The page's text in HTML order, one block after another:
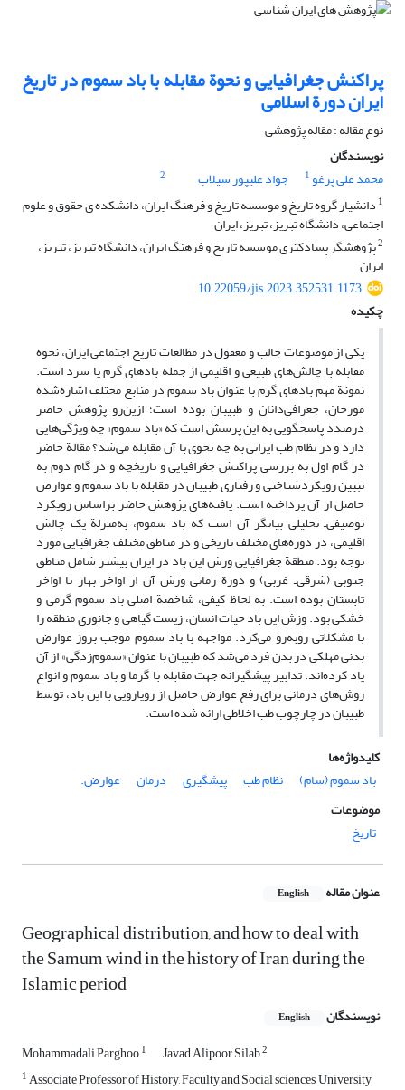
پراکنش جغرافیایی و نحوة مقابله با باد سموم در تاریخ
ایران دورة اسلامی
نوع مقاله : مقاله پژوهشی
نویسندگان
محمد علی پرغو1 جواد علیپور سیلاب
2
1 دانشیار گروه تاریخ و موسسه تاریخ و فرهنگ ایران، دانشکده ی حقوق و علوم
اجتماعی، دانشگاه تبریز، تبریز، ایران
2پژوهشگر پسادکتری موسسه تاریخ و فرهنگ ایران، دانشگاه تبریز، تبریز،
ایران
10.22059/jis.2023.352531.1173
چکیده
یکی از موضوعات جالب و مغفول در مطالعات تاریخ اجتماعی ایران، نحوة
مقابله با چالش‌های طبیعی و اقلیمی از جمله بادهای گرم یا سرد است.
نمونة مهم بادهای گرم با عنوان باد سموم در منابع مختلف اشاره‌شدة
مورخان، جغرافی‌دانان و طبیبان بوده است؛ ازین‌رو پژوهش حاضر
در‌صدد پاسخگویی به این پرسش است که «باد سموم» چه ویژگی‌هایی
دارد و در نظام طب ایرانی به چه نحوی با آن مقابله می‌شد؟ مقالة حاضر
در گام اول به بررسی پراکنش جغرافیایی و تاریخچه و در گام دوم به
تبیین رویکرد‌شناختی و رفتاری طبیبان در مقابله با باد سموم و عوارض
حاصل از آن پرداخته است. یافته‌های پژوهش حاضر بر‌اساس رویکرد
توصیفی‌ـ تحلیلی بیانگر آن است که باد سموم، به‌منزلة یک چالش
اقلیمی، در دوره‌های مختلف تاریخی و در مناطق مختلف جغرافیایی مورد
توجه بود. منطقة جغرافیایی وزش این باد در ایران بیشتر شامل مناطق
جنوبی (شرقی‌ـ غربی) و دورة زمانی وزش آن از اواخر بهار تا اواخر
تابستان بوده است. به لحاظ کیفی، شاخصة اصلی باد سموم گرمی و
خشکی بود. وزش این باد حیات انسان، زیست گیاهی و جانوری منطقه را
با مشکلاتی روبه‌رو می‌کرد. مواجهه با باد سموم موجب بروز عوارض
بدنی مهلکی در بدن فرد می‌شد که طبیبان با عنوان «سموم‌زدگی» از آن
یاد کرده‌اند. تدابیر پیشگیرانه جهت مقابله با گرما و باد سموم و انواع
روش‌های درمانی برای رفع عوارض حاصل از رویارویی با این باد، توسط
طبیبان در چارچوب طب اخلاطی ارائه شده است.
کلیدواژه‌ها
باد سموم (سام)
‏نظام طب ‏پیشگیری درمان
‏عوارض.‏
موضوعات
تاریخ
عنوان مقاله English
Geographical distribution, and how to deal with
the Samum wind in the ‎history of Iran during the
Islamic period
نویسندگان English
Mohammadali Parghoo1 Javad Alipoor Silab2
1Associate Professor of History, Faculty and Social sciences, University